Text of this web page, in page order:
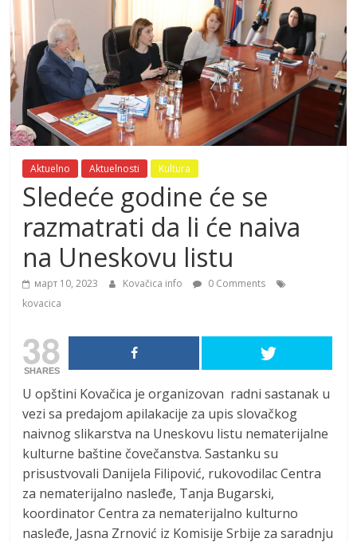
Aktuelno Aktuelnosti Kultura
Sledeće godine će se
razmatrati da li će naiva
na Uneskovu listu
март 10, 2023 Kovačica info
0 Comments
kovacica
38
SHARES
U opštini Kovačica je organizovan radni sastanak u
vezi sa predajom apilakacije za upis slovačkog
naivnog slikarstva na Uneskovu listu nematerijalne
kulturne baštine čovečanstva. Sastanku su
prisustvovali Danijela Filipović, rukovodilac Centra
za nematerijalno nasleđe, Tanja Bugarski,
koordinator Centra za nematerijalno kulturno
nasleđe, Jasna Zrnović iz Komisije Srbije za saradnju